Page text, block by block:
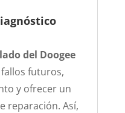
del Doogee
futuros,
y ofrecer un
reparación. Así,